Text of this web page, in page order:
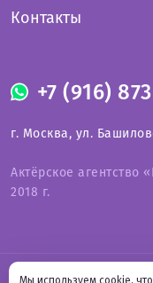
+7 (916)
г. Москва, ул.
Актёрское агентство
2018 г.
Контакты
Мы используем cookie,